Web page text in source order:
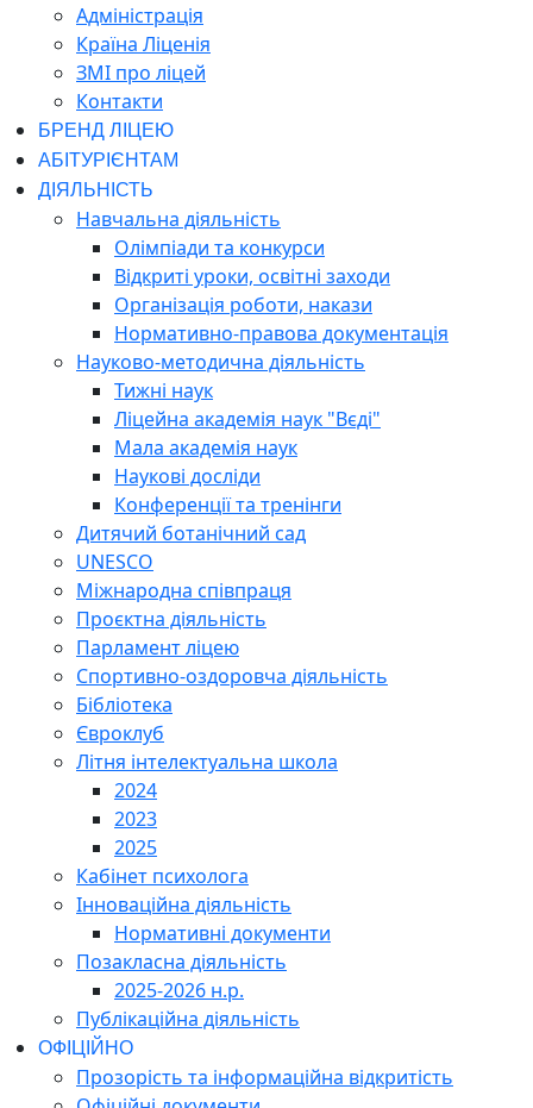
Адміністрація
Країна Ліценія
ЗМІ про ліцей
Контакти
БРЕНД ЛІЦЕЮ
АБІТУРІЄНТАМ
ДІЯЛЬНІСТЬ
Навчальна діяльність
Олімпіади та конкурси
Відкриті уроки, освітні заходи
Організація роботи, накази
Нормативно-правова документація
Науково-методична діяльність
Тижні наук
Ліцейна академія наук "Вєді"
Мала академія наук
Наукові досліди
Конференції та тренінги
Дитячий ботанічний сад
UNESCO
Міжнародна співпраця
Проєктна діяльність
Парламент ліцею
Спортивно-оздоровча діяльність
Бібліотека
Євроклуб
Літня інтелектуальна школа
2024
2023
2025
Кабінет психолога
Інноваційна діяльність
Нормативні документи
Позакласна діяльність
2025-2026 н.р.
Публікаційна діяльність
ОФІЦІЙНО
Прозорість та інформаційна відкритість